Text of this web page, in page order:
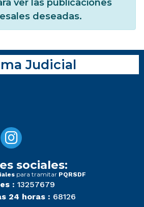
ver las publicaciones
deseadas.
Judicial
sociales:
para tramitar PQRSDF
: 13257679
24 horas : 68126